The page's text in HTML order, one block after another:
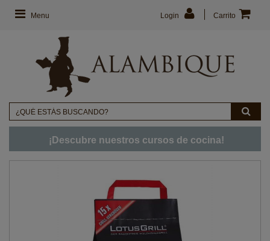
Menu Carrito
Login
¡Descubre nuestros cursos de cocina!